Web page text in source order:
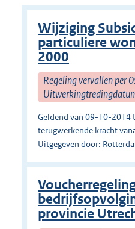
Wijziging
particuliere
2000
Regeling vervallen
Geldend van 09-10-
terugwerkende kracht
Uitgegeven door:
provincie